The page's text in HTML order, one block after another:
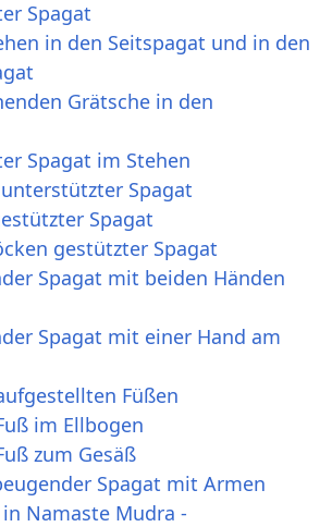
Spagat
in den Seitspagat und in den
Grätsche in den
Spagat im Stehen
Spagat
Spagat
gestützter Spagat
Spagat mit beiden Händen
Spagat mit einer Hand am
Füßen
im Ellbogen
zum Gesäß
Spagat mit Armen
Namaste Mudra -